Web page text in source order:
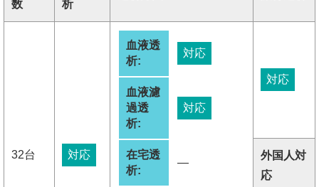
数
析
32台 対応
血液透
析:
対応
血液濾
過透
析:
対応
在宅透
析:
―
対応
外国人対
応